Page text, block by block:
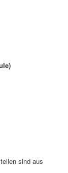
sind aus